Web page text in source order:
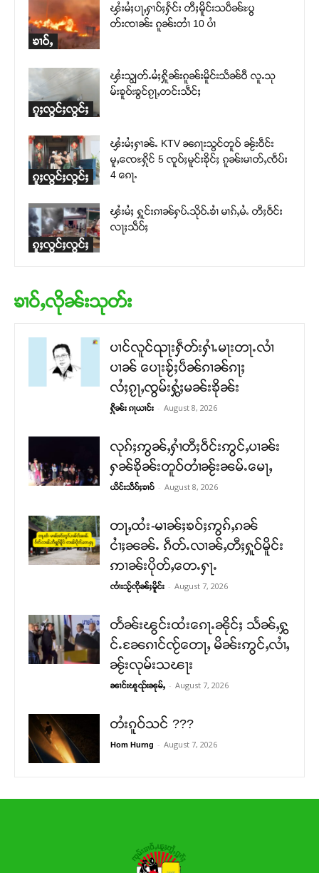
ၶၢဝ်ႇ
ၾႆးမႆႈပႃႇႁၢဝ်ႈႁႅင်း တီႈမိူင်းသပဵၼ်ႊပွ
တ်းၸၢၼ်း ၵူၼ်းတၢႆ 10 ပၢႆ
ၵူႈလွင်ႈလွင်ႈ
ၾႆးသျွတ်ႉမႆႈႁိူၼ်းၵူၼ်းမိူင်းသႅၼ်ဝီ လူႉသု
မ်းၶူဝ်းၶွင်ၵႂႃႇတင်းသဵင်ႈ
ၵူႈလွင်ႈလွင်ႈ
ၾႆးမႆႈႁၢၼ်ႉ KTV ၼၵႃးသွင်တူဝ် ၼႂ်းဝဵင်း
မူႇၸေႊႁိုင် 5 ၸူဝ်ႈမူင်းၶိုင်ႈ ၵူၼ်းမၢတ်ႇၸဵပ်း
4 ၵေႃႉ
ၵူႈလွင်ႈလွင်ႈ
ၾႆးမႆႈ ႁူင်းၵၢၼ်ႁပ်ႉသိုဝ်ႉၶၢႆ မၢၵ်ႇမႆႉ တီႈဝဵင်း
လႃႈသဵဝ်ႈ
ၶၢဝ်ႇလိုၼ်းသုတ်း
ပၢင်လူင်ၺႃးႁဵတ်းႁၢႆႉမႃးတႃႉလၢႆ
ပၢၼ် ​​ပေႃးၶႂ်ႈပဵၼ်ၵၢၼ်ၵႃႈ
လႆႈၵႂႃႇၸွမ်းႁွႆႈမၼ်းၶိုၼ်း
ႁိုၼ်း ၵႃယၢင်း - August 8, 2026
လုၵ်ႈဢွၼ်ႇႁၢႆတီႈဝဵင်းဢွင်ႇပၢၼ်း
ႁၼ်ၶိုၼ်းတူဝ်တၢႆၼႂ်းၼမ်ႉမေႃႇ
ယိင်းသဵဝ်ႈၶၢဝ် - August 8, 2026
တႃႇထႆး-မၢၼ်ႈၶဝ်ႈဢွၵ်ႇၵၼ်
ငၢႆႈၼၼ်ႉ ၵဵတ်ႉလၢၼ်ႇတီႈႁူဝ်မိူင်း
ဢၢၼ်းပိုတ်ႇတေႉႁႃႉ
ၸၢႆးသႂ်ၸိုၼ်ႈမိူင်း - August 7, 2026
တႅၼ်းၽွင်းထႆးၵေႃႉၼိုင်ႈ သႅၼ်ႇႁွ
င်ႉၼႄၵၢင်ၸႂ်တေႃႇ မိၼ်းဢွင်ႇလၢႆႇ
ၼႂ်းလုမ်းသၽႃး
ၼၢင်းၽူၺ်းၼုမ်ႇ - August 7, 2026
တႆးၵူဝ်သင် ???
Hom Hurng - August 7, 2026